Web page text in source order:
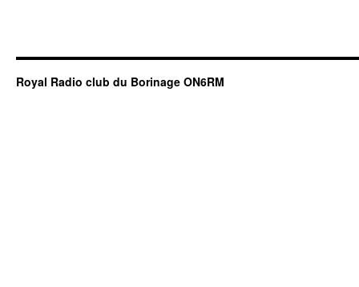
Royal Radio club du Borinage ON6RM